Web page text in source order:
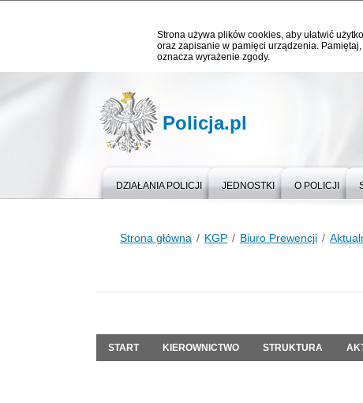
Strona używa plików cookies, aby ułatwić
oraz zapisanie w pamięci urządzenia.
oznacza wyrażenie zgody.
Policja.pl
DZIAŁANIA POLICJI JEDNOSTKI O POLICJI
Strona główna KGP Biuro Prewencji
START KIEROWNICTWO STRUKTURA